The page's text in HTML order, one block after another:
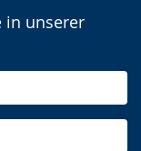
in unserer